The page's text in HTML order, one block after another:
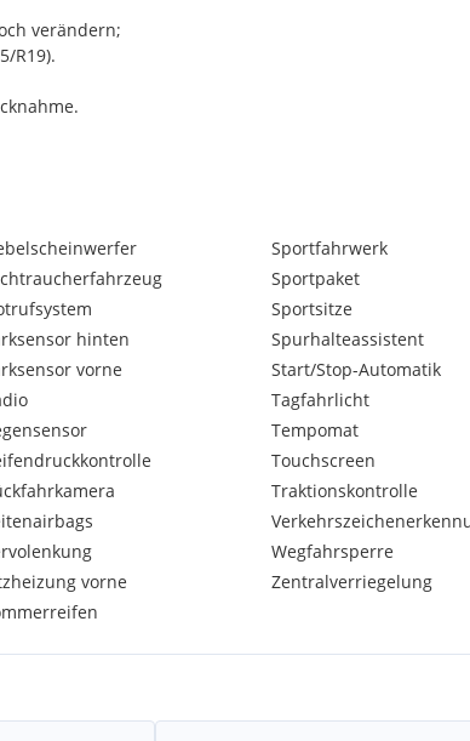
verändern;
R19).
Original-BMW-
erworben
hinten
vorne
vorne
Sportfahrwerk
Sportpaket
Sportsitze
Spurhalteassistent
Start/Stop-Automatik
Tagfahrlicht
Tempomat
Touchscreen
Traktionskontrolle
Wegfahrsperre
Zentralverriegelung